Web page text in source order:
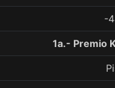
-
1a.- Premio